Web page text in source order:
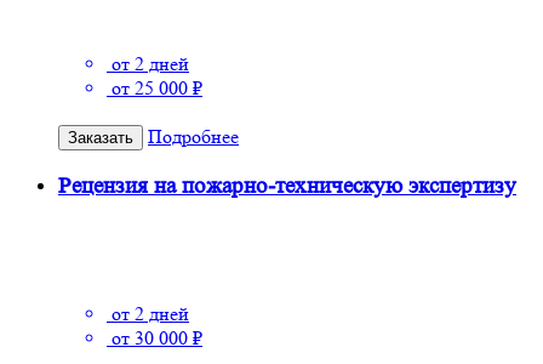
от 2 дней
от 25 000 ₽
Заказать Подробнее
Рецензия на пожарно-техническую экспертизу
от 2 дней
от 30 000 ₽